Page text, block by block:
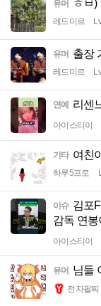
유머 ㅎㅂ)
레드미르
유머 출장
레드미르
연예 리센
아이스티이
기타 여친
하루5프로
이슈 김포
감독 연봉
아이스티이
유머 님들
전자팔찌